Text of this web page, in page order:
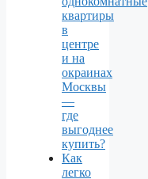
квартиры
в
центре
и на
окраинах
Москвы
—
где
выгоднее
купить?
Как
легко